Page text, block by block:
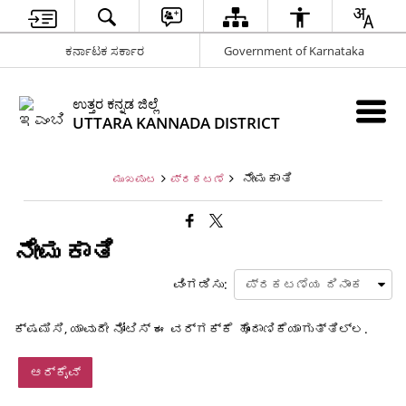
ಕರ್ನಾಟಕ ಸರ್ಕಾರ Government of Karnataka
ಉತ್ತರ ಕನ್ನಡ ಜಿಲ್ಲೆ
UTTARA KANNADA DISTRICT
ಮುಖಪುಟ ಪ್ರಕಟಣೆ ನೇಮಕಾತಿ
ನೇಮಕಾತಿ
ವಿಂಗಡಿಸು:
ಕ್ಷಮಿಸಿ, ಯಾವುದೇ ನೋಟಿಸ್ ಈ ವರ್ಗಕ್ಕೆ ಹೊಂದಾಣಿಕೆಯಾಗುತ್ತಿಲ್ಲ.
ಆರ್ಕೈವ್